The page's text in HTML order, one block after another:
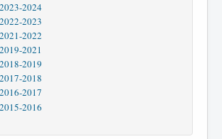
2023-2024
2022-2023
2021-2022
2019-2021
2018-2019
2017-2018
2016-2017
2015-2016